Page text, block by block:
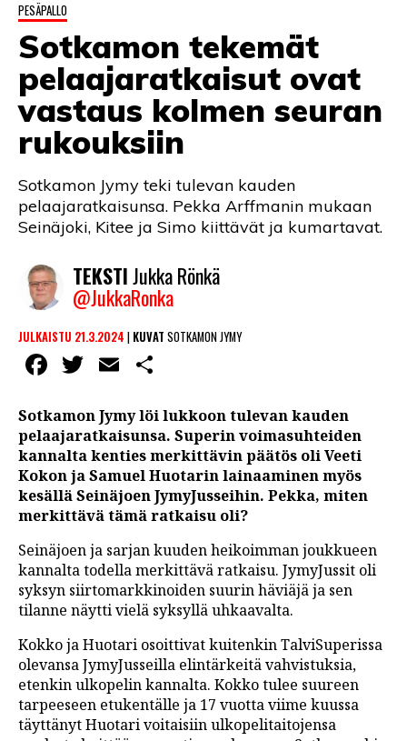
PESÄPALLO
Sotkamon tekemät
pelaajaratkaisut ovat
vastaus kolmen seuran
rukouksiin
Sotkamon Jymy teki tulevan kauden
pelaajaratkaisunsa. Pekka Arffmanin mukaan
Seinäjoki, Kitee ja Simo kiittävät ja kumartavat.
TEKSTIJukka Rönkä
@JukkaRonka
JULKAISTU 21.3.2024 | KUVAT SOTKAMON JYMY
Facebook
Twitter
Email
Sotkamon Jymy löi lukkoon tulevan kauden
pelaajaratkaisunsa. Superin voimasuhteiden
kannalta kenties merkittävin päätös oli Veeti
Kokon ja Samuel Huotarin lainaaminen myös
kesällä Seinäjoen JymyJusseihin. Pekka, miten
merkittävä tämä ratkaisu oli?
Seinäjoen ja sarjan kuuden heikoimman joukkueen
kannalta todella merkittävä ratkaisu. JymyJussit oli
syksyn siirtomarkkinoiden suurin häviäjä ja sen
tilanne näytti vielä syksyllä uhkaavalta.
Kokko ja Huotari osoittivat kuitenkin TalviSuperissa
olevansa JymyJusseilla elintärkeitä vahvistuksia,
etenkin ulkopelin kannalta. Kokko tulee suureen
tarpeeseen etukentälle ja 17 vuotta viime kuussa
täyttänyt Huotari voitaisiin ulkopelitaitojensa
LINTU VAI KALA
46 DENTON ROAD
VIDEOT
PODCASTIT